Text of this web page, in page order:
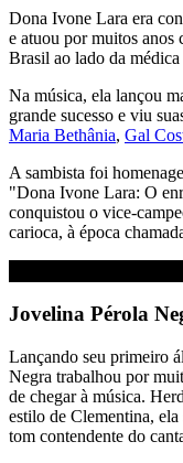
Dona Ivone Lara era
e atuou por muitos anos
Brasil ao lado da
Na música, ela lançou
grande sucesso e viu
Maria Bethânia, Gal
A sambista foi
"Dona Ivone Lara: O
conquistou o vice-
carioca, à época
Jovelina Pérola
Lançando seu primeiro
Negra trabalhou por
de chegar à música.
estilo de Clementina,
tom contendente do